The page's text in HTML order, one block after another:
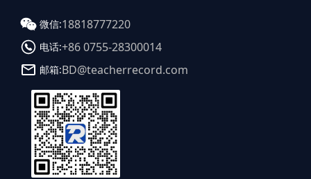
微信:18818777220
电话:+86 0755-28300014
邮箱:BD@teacherrecord.com